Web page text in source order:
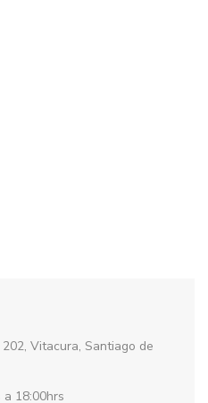
Vitacura, Santiago de
18:00hrs